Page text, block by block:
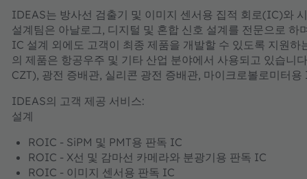
IDEAS는 방사선 검출기 및 이미지 센서용 집적 회로(IC)와
설계팀은 아날로그, 디지털 및 혼합 신호 설계를 전문으로
IC 설계 외에도 고객이 최종 제품을 개발할 수 있도록 지원
의 제품은 항공우주 및 기타 산업 분야에서 사용되고 있습니
CZT), 광전 증배관, 실리콘 광전 증배관, 마이크로볼로미터
IDEAS의 고객 제공 서비스:
설계
ROIC - SiPM 및 PMT용 판독 IC
ROIC - X선 및 감마선 카메라와 분광기용 판독 IC
ROIC - 이미지 센서용 판독 IC